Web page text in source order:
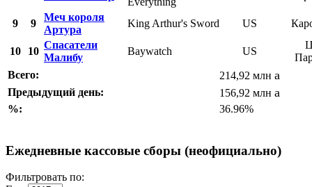
9 9
Меч короля
Артура
King Arthur's Sword US
10 10
Спасатели
Малибу
Baywatch US
Всего:
214,92 млн a
Предыдущий день: 156,92 млн a
%: 36.96%
Ежедневные кассовые сборы (неофициально)
Фильтровать по: